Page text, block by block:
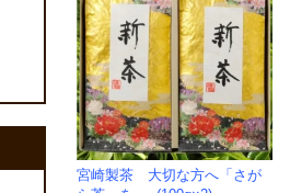
宮崎製茶 大切な方へ「さが